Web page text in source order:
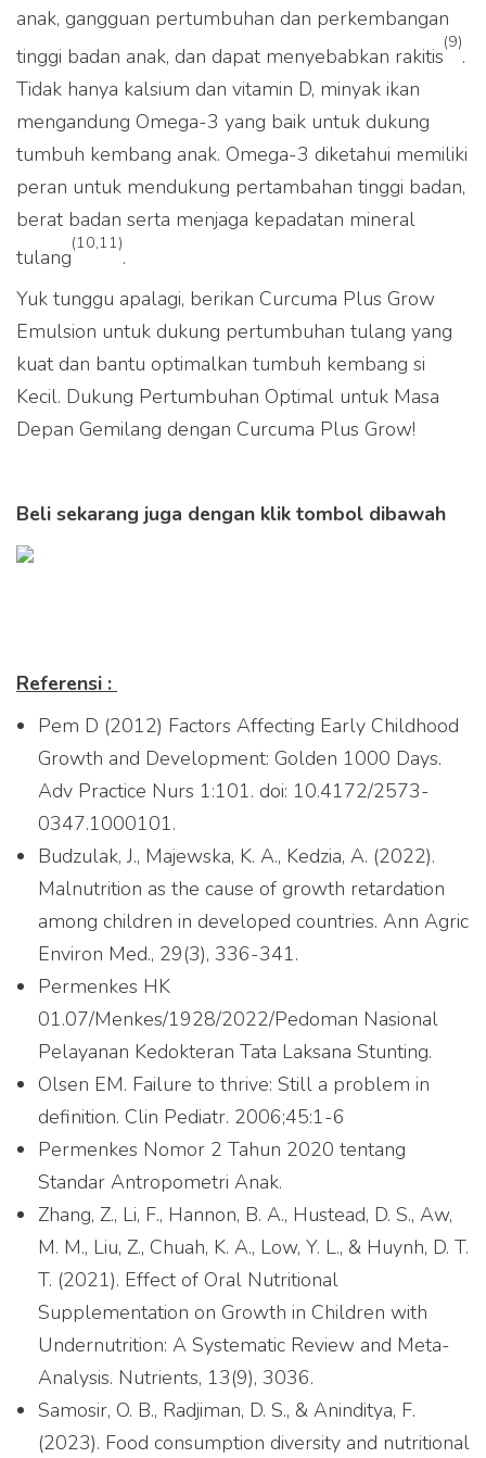
anak, gangguan pertumbuhan dan perkembangan
tinggi badan anak, dan dapat menyebabkan rakitis
(9)
.
Tidak hanya kalsium dan vitamin D, minyak ikan
mengandung Omega-3 yang baik untuk dukung
tumbuh kembang anak. Omega-3 diketahui memiliki
peran untuk mendukung pertambahan tinggi badan,
berat badan serta menjaga kepadatan mineral
tulang
(10,11)
.
Yuk tunggu apalagi, berikan Curcuma Plus Grow
Emulsion untuk dukung pertumbuhan tulang yang
kuat dan bantu optimalkan tumbuh kembang si
Kecil. Dukung Pertumbuhan Optimal untuk Masa
Depan Gemilang dengan Curcuma Plus Grow!
Beli sekarang juga dengan klik tombol dibawah
Referensi :
Pem D (2012) Factors Affecting Early Childhood
Growth and Development: Golden 1000 Days.
Adv Practice Nurs 1:101. doi: 10.4172/2573-
0347.1000101.
Budzulak, J., Majewska, K. A., Kedzia, A. (2022).
Malnutrition as the cause of growth retardation
among children in developed countries. Ann Agric
Environ Med., 29(3), 336-341.
Permenkes HK
01.07/Menkes/1928/2022/Pedoman Nasional
Pelayanan Kedokteran Tata Laksana Stunting.
Olsen EM. Failure to thrive: Still a problem in
definition. Clin Pediatr. 2006;45:1-6
Permenkes Nomor 2 Tahun 2020 tentang
Standar Antropometri Anak.
Zhang, Z., Li, F., Hannon, B. A., Hustead, D. S., Aw,
M. M., Liu, Z., Chuah, K. A., Low, Y. L., & Huynh, D. T.
T. (2021). Effect of Oral Nutritional
Supplementation on Growth in Children with
Undernutrition: A Systematic Review and Meta-
Analysis. Nutrients, 13(9), 3036.
Samosir, O. B., Radjiman, D. S., & Aninditya, F.
(2023). Food consumption diversity and nutritional